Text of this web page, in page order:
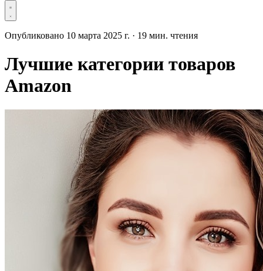
Опубликовано 10 марта 2025 г. · 19 мин. чтения
Лучшие категории товаров
Amazon